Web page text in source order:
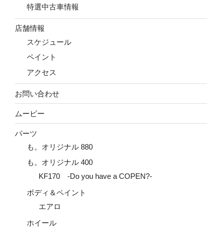
特選中古車情報
店舗情報
スケジュール
ペイント
アクセス
お問い合わせ
ムービー
パーツ
も。オリジナル 880
も。オリジナル 400
KF170 -Do you have a COPEN?-
ボディ＆ペイント
エアロ
ホイール